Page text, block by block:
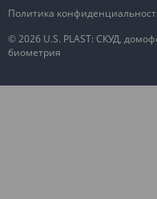
© 2026 U.S. PLAST: СКУД,
биометрия
Политика